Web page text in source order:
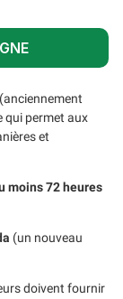
(anciennement
qui permet aux
et
moins 72 heures
(un nouveau
doivent fournir